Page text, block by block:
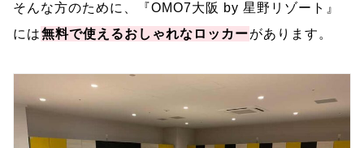
そんな方のために、『OMO7大阪 by 星野リゾート』
には無料で使えるおしゃれなロッカーがあります。